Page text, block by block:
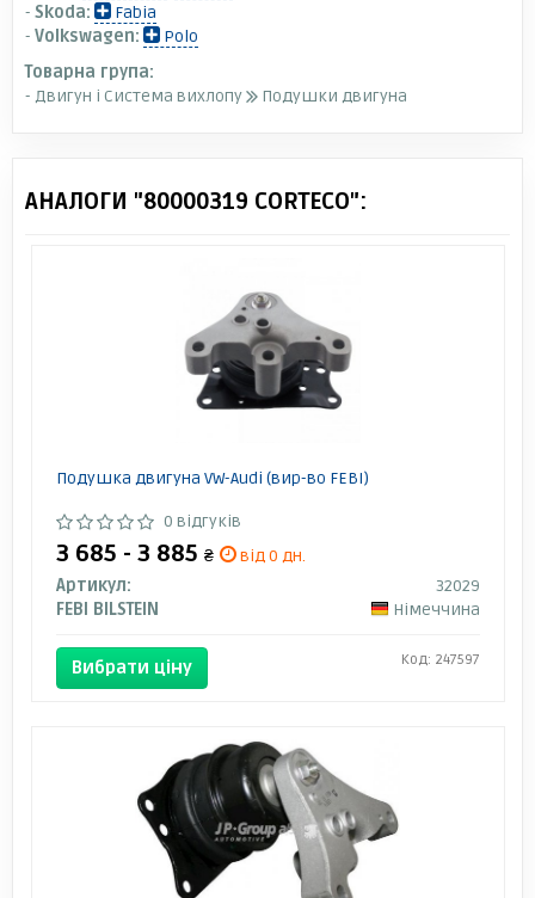
- Skoda:
Fabia
- Volkswagen:
Polo
Товарна група:
- Двигун і Система вихлопу
Подушки двигуна
АНАЛОГИ "80000319 CORTECO":
Подушка двигуна VW-Audi (вир-во FEBI)
0 відгуків
3 685 - 3 885 ₴
від 0 дн.
Артикул:
32029
FEBI BILSTEIN
Німеччина
Вибрати ціну Код: 247597